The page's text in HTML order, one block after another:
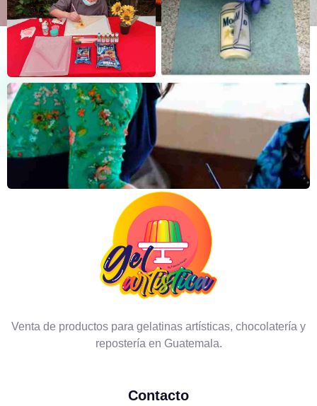
Venta de productos para gelatinas artísticas, chocolatería y
repostería en Guatemala.
Contacto